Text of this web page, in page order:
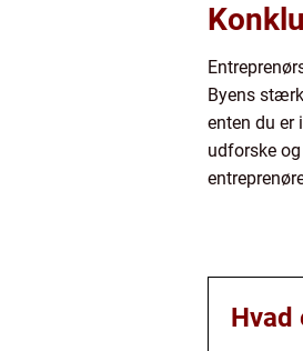
Byens
enten du er
udforske
Hvad